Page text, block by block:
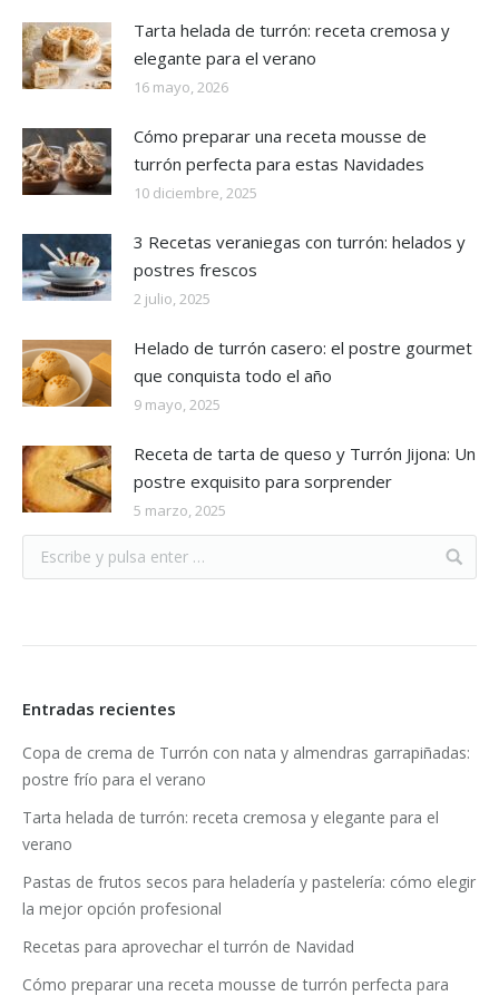
Tarta helada de turrón: receta cremosa y
elegante para el verano
16 mayo, 2026
Cómo preparar una receta mousse de
turrón perfecta para estas Navidades
10 diciembre, 2025
3 Recetas veraniegas con turrón: helados y
postres frescos
2 julio, 2025
Helado de turrón casero: el postre gourmet
que conquista todo el año
9 mayo, 2025
Receta de tarta de queso y Turrón Jijona: Un
postre exquisito para sorprender
5 marzo, 2025
Entradas recientes
Copa de crema de Turrón con nata y almendras garrapiñadas:
postre frío para el verano
Tarta helada de turrón: receta cremosa y elegante para el
verano
Pastas de frutos secos para heladería y pastelería: cómo elegir
la mejor opción profesional
Recetas para aprovechar el turrón de Navidad
Cómo preparar una receta mousse de turrón perfecta para